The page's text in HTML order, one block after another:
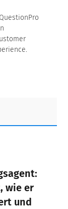
wie er
und